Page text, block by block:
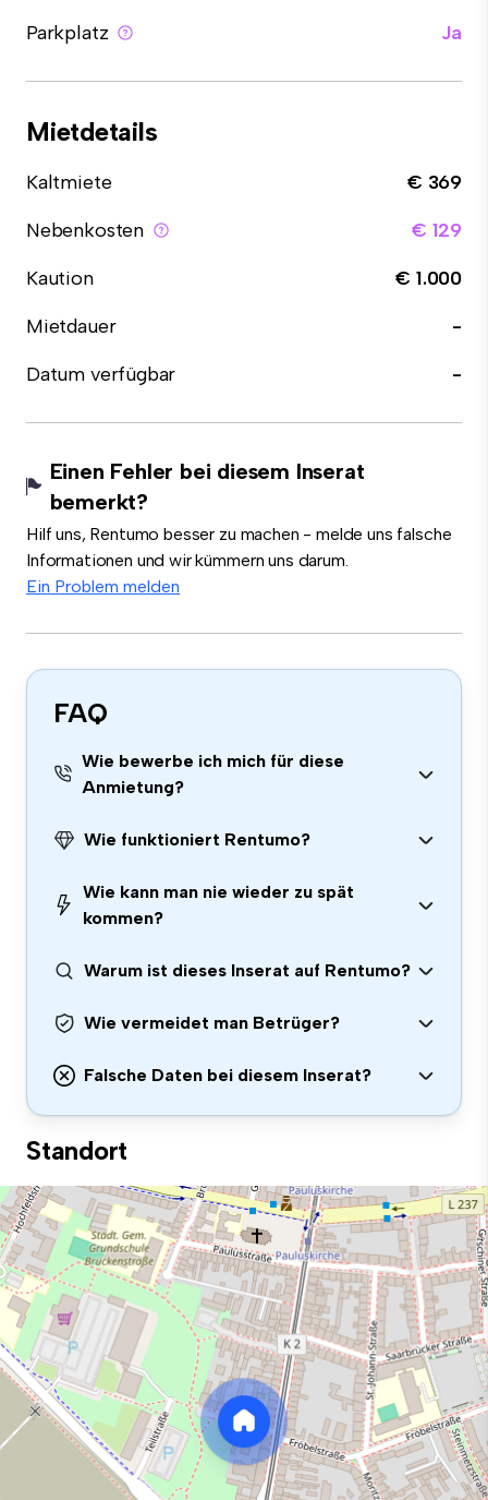
Parkplatz
Ja
Mietdetails
Kaltmiete
€ 369
Nebenkosten
€ 129
Kaution
€ 1.000
Mietdauer
-
Datum verfügbar
-
Einen Fehler bei diesem Inserat
bemerkt?
Hilf uns, Rentumo besser zu machen - melde uns falsche
Informationen und wir kümmern uns darum.
Ein Problem melden
FAQ
Wie bewerbe ich mich für diese
Anmietung?
Wie funktioniert Rentumo?
Wie kann man nie wieder zu spät
kommen?
Warum ist dieses Inserat auf Rentumo?
Wie vermeidet man Betrüger?
Falsche Daten bei diesem Inserat?
Standort